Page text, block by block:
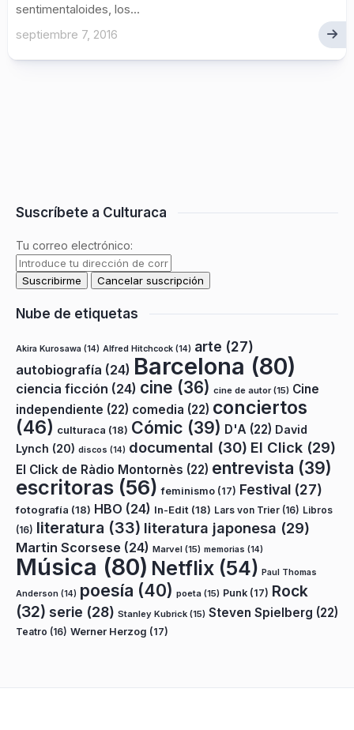
sentimentaloides, los...
septiembre 7, 2016
Suscríbete a Culturaca
Tu correo electrónico:
Nube de etiquetas
Akira Kurosawa (14) Alfred Hitchcock (14) arte (27)
autobiografía (24) Barcelona (80)
ciencia ficción (24) cine (36) cine de autor(15) Cine
independiente (22) comedia (22) conciertos
(46) culturaca (18) Cómic (39) D'A (22) David
Lynch (20) discos (14) documental (30) El Click (29)
El Click de Ràdio Montornès (22) entrevista (39)
escritoras (56) feminismo (17) Festival (27)
fotografía (18) HBO (24) In-Edit (18) Lars von Trier (16) Libros
(16) literatura (33) literatura japonesa (29)
Martin Scorsese (24) Marvel (15) memorias (14)
Música (80) Netflix (54) Paul Thomas
Anderson (14) poesía (40) poeta (15) Punk (17) Rock
(32) serie (28) Stanley Kubrick (15) Steven Spielberg (22)
Teatro (16) Werner Herzog (17)